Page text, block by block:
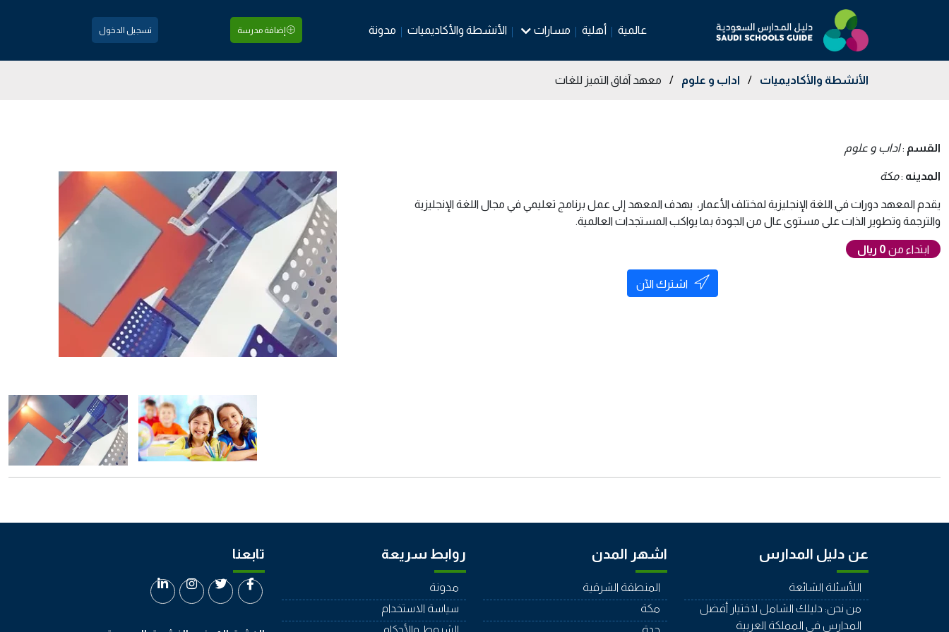
عالمية أهلية مسارات الأنشطة والأكاديميات مدونة إضافة مدرسة تسجيل الدخول
الأنشطة والأكاديميات / اداب و علوم / معهد آفاق التميز للغات
القسم :اداب و علوم
المدينه :مكة
يقدم المعهد دورات في اللغة الإنجليزية لمختلف الأعمار، يهدف المعهد إلى عمل برنامج تعليمي في مجال اللغة الإنجليزية
والترجمة وتطوير الذات على مستوى عال من الجودة بما يواكب المستجدات العالمية.
ابتداء من 0 ريال
اشترك الآن
عن دليل المدارس
اللأسئلة الشائعة
من نحن: دليلك الشامل لاختيار أفضل
المدارس في المملكة العربية
اشهر المدن
المنطقة الشرقية
مكة
جدة
روابط سريعة
مدونة
سياسة الاستخدام
الشروط والأحكام
تابعنا